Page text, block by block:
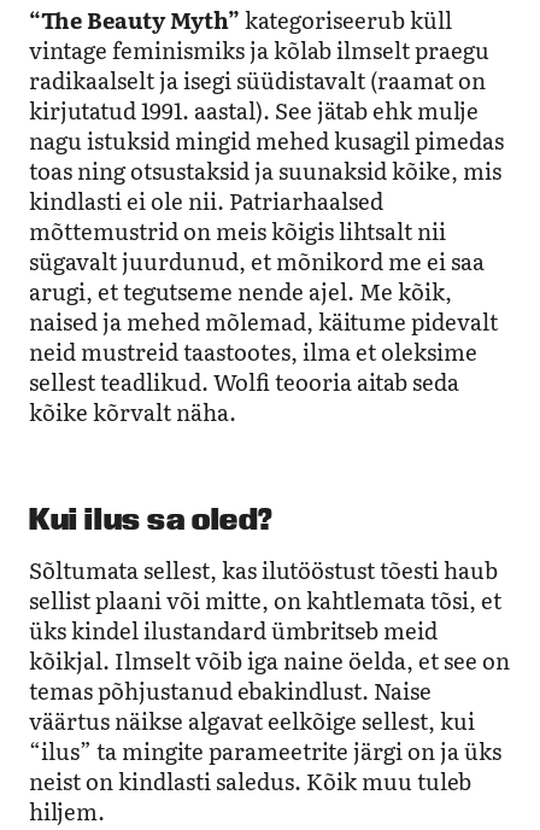
“The Beauty Myth”kategoriseerub küll
vintage feminismiks ja kõlab ilmselt praegu
radikaalselt ja isegi süüdistavalt (raamat on
kirjutatud 1991. aastal). See jätab ehk mulje
nagu istuksid mingid mehed kusagil pimedas
toas ning otsustaksid ja suunaksid kõike, mis
kindlasti ei ole nii. Patriarhaalsed
mõttemustrid on meis kõigis lihtsalt nii
sügavalt juurdunud, et mõnikord me ei saa
arugi, et tegutseme nende ajel. Me kõik,
naised ja mehed mõlemad, käitume pidevalt
neid mustreid taastootes, ilma et oleksime
sellest teadlikud. Wolfi teooria aitab seda
kõike kõrvalt näha.
Kui ilus sa oled?
Sõltumata sellest, kas ilutööstust tõesti haub
sellist plaani või mitte, on kahtlemata tõsi, et
üks kindel ilustandard ümbritseb meid
kõikjal. Ilmselt võib iga naine öelda, et see on
temas põhjustanud ebakindlust. Naise
väärtus näikse algavat eelkõige sellest, kui
“ilus” ta mingite parameetrite järgi on ja üks
neist on kindlasti saledus. Kõik muu tuleb
hiljem.